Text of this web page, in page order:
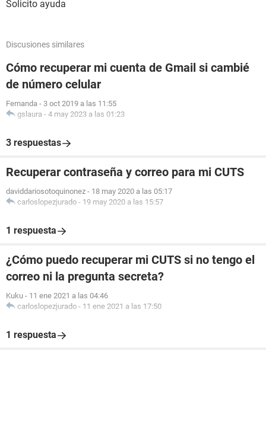
Solicito ayuda
Discusiones similares
Cómo recuperar mi cuenta de Gmail si cambié
de número celular
Fernanda - 3 oct 2019 a las 11:55
gslaura - 4 may 2023 a las 01:23
3 respuestas
Recuperar contraseña y correo para mi CUTS
daviddariosotoquinonez - 18 may 2020 a las 05:17
carloslopezjurado - 19 may 2020 a las 15:57
1 respuesta
¿Cómo puedo recuperar mi CUTS si no tengo el
correo ni la pregunta secreta?
Kuku - 11 ene 2021 a las 04:46
carloslopezjurado - 11 ene 2021 a las 17:50
1 respuesta